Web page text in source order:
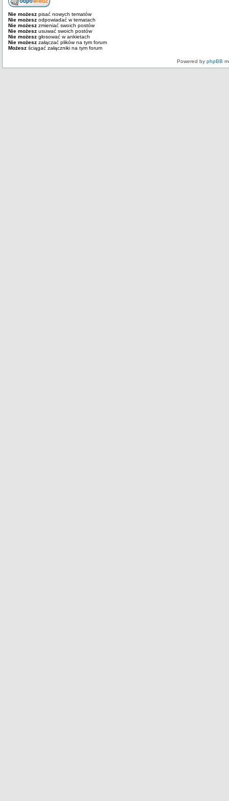
Nie możesz pisać nowych tematów
Nie możesz odpowiadać w tematach
Nie możesz zmieniać swoich postów
Nie możesz usuwać swoich postów
Nie możesz głosować w ankietach
Nie możesz załączać plików na tym forum
Możesz ściągać załączniki na tym forum
Powered by phpBB